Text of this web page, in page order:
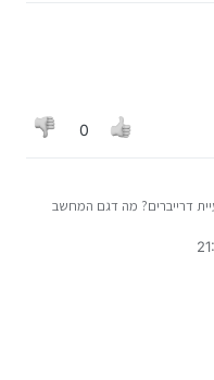
0
דרייברים? מה דגם המחשב